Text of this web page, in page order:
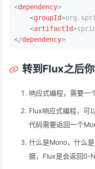
<dependency>
<groupId>
<artifactId>
</dependency>
转到Flux之后
响应式编程，需要一
Flux响应式编程，可
代码需要返回一个
什么是Mono，什么
据，Flux是会返回0-